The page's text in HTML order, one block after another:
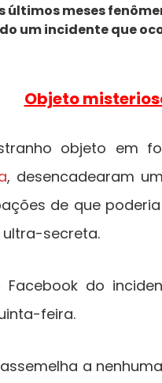
últimos meses
um incidente que
Objeto
objeto em
, desencadearam
de que
secreta.
Facebook do
feira.
a